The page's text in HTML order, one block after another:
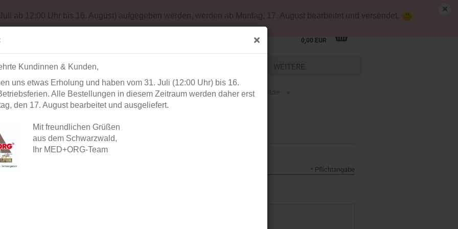
Kundinnen & Kunden,
uns etwas Erholung und haben vom 31. Juli (12:00 Uhr) bis 16.
Alle Bestellungen in diesem Zeitraum werden daher erst
den 17. August bearbeitet und ausgeliefert.
Mit freundlichen Grüßen
aus dem Schwarzwald,
Ihr MED+ORG-Team
0,00 EUR
ab 12:00 Uhr bis 16. August) aufgegeben werden, werden ab Montag, 17. August bearbeitet und versendet.
BÜROORGANISATION WEITERE
Startseite » Praxisausstattung » WC- und Waschraumlösungen » Türschilder »
Türschild Lobo Dusche » Bewertungen
Ihre Meinung
* Pflichtangabe